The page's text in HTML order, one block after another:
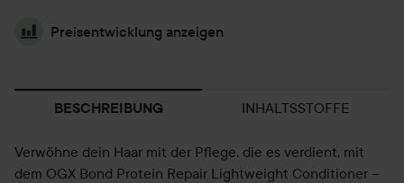
Preisentwicklung anzeigen
BESCHREIBUNG INHALTSSTOFFE
Verwöhne dein Haar mit der Pflege, die es verdient, mit
dem OGX Bond Protein Repair Lightweight Conditioner –